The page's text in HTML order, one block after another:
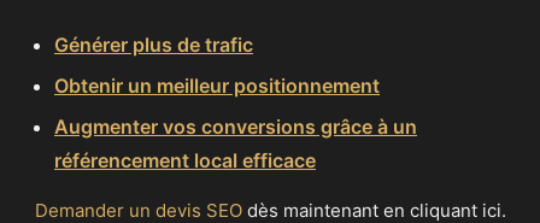
Générer plus de trafic
Obtenir un meilleur positionnement
Augmenter vos conversions grâce à un
référencement local efficace
Demander un devis SEOdès maintenant en cliquant ici.